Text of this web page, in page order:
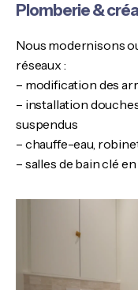
Plomberie &
Nous modernisons
réseaux :
– modification des
– installation
suspendus
– chauffe-eau,
– salles de bain clé